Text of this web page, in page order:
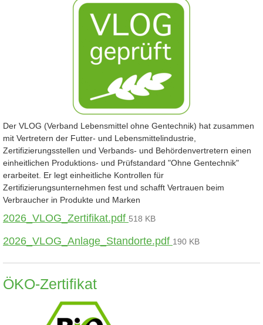
Der VLOG (Verband Lebensmittel ohne Gentechnik) hat zusammen
mit Vertretern der Futter- und Lebensmittelindustrie,
Zertifizierungsstellen und Verbands- und Behördenvertretern einen
einheitlichen Produktions- und Prüfstandard "Ohne Gentechnik"
erarbeitet. Er legt einheitliche Kontrollen für
Zertifizierungsunternehmen fest und schafft Vertrauen beim
Verbraucher in Produkte und Marken
2026_VLOG_Zertifikat.pdf 518 KB
2026_VLOG_Anlage_Standorte.pdf 190 KB
ÖKO-Zertifikat